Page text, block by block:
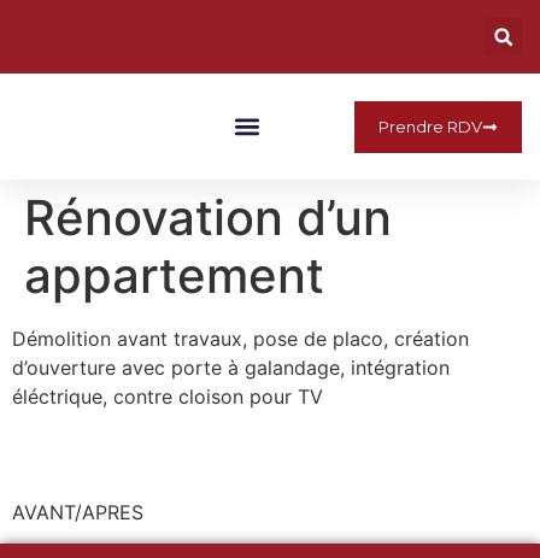
Prendre RDV
Rénovation d’un
appartement
Démolition avant travaux, pose de placo, création
d’ouverture avec porte à galandage, intégration
éléctrique, contre cloison pour TV
AVANT/APRES